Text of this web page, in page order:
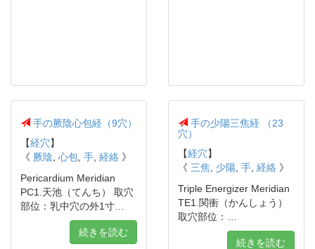
手の厥陰心包経（9穴）
【経穴】
《 厥陰 心包 手 経絡 》
Pericardium Meridian
PC1.天池（てんち） 取穴
部位：乳中穴の外1寸…
続きを読む
手の少陽三焦経 （23
穴）
【経穴】
《 三焦 少陽 手 経絡 》
Triple Energizer Meridian
TE1.関衝（かんしょう）
取穴部位：…
続きを読む